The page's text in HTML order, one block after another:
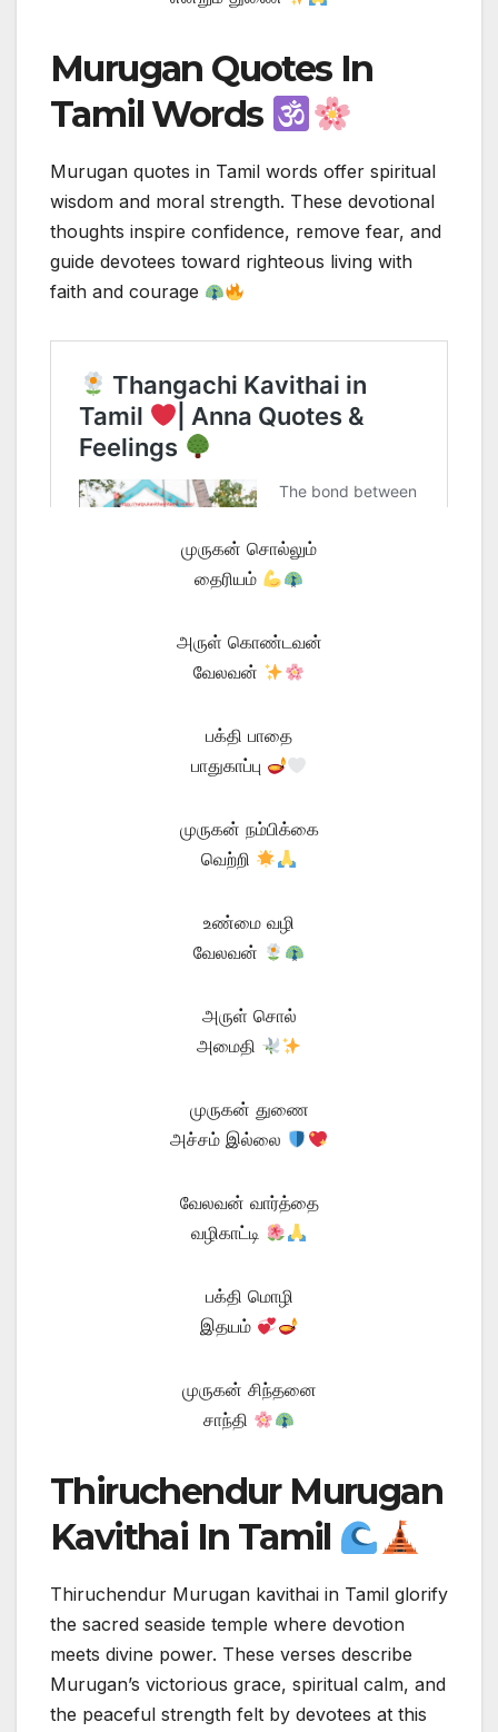
Murugan Quotes In
Tamil Words
Murugan quotes in Tamil words offer spiritual
wisdom and moral strength. These devotional
thoughts inspire confidence, remove fear, and
guide devotees toward righteous living with
faith and courage
முருகன் சொல்லும்
தைரியம்
அருள் கொண்டவன்
வேலவன்
பக்தி பாதை
பாதுகாப்பு
முருகன் நம்பிக்கை
வெற்றி
உண்மை வழி
வேலவன்
அருள் சொல்
அமைதி
முருகன் துணை
அச்சம் இல்லை
வேலவன் வார்த்தை
வழிகாட்டி
பக்தி மொழி
இதயம்
முருகன் சிந்தனை
சாந்தி
Thiruchendur Murugan
Kavithai In Tamil
Thiruchendur Murugan kavithai in Tamil glorify
the sacred seaside temple where devotion
meets divine power. These verses describe
Murugan’s victorious grace, spiritual calm, and
the peaceful strength felt by devotees at this